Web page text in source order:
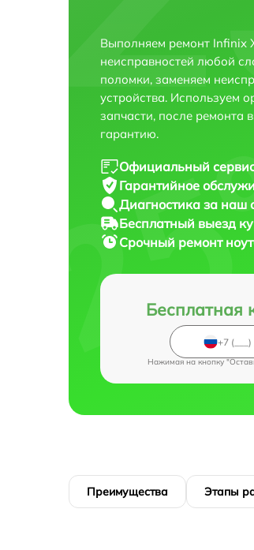
Выполняем ремонт Infinix
неисправностей любой
поломки, заменяем
устройства. Используем
запчасти, после ремонта
гарантию.
Официальный
Гарантийное
Диагностика за наш
Бесплатный выезд
Срочный ремонт
Бесплатная
Нажимая на кнопку
Преимущества Этапы